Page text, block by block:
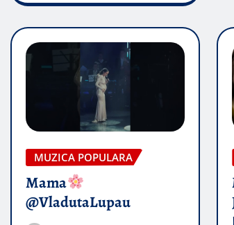
MUZICA POPULARA
Mama
@VladutaLupau